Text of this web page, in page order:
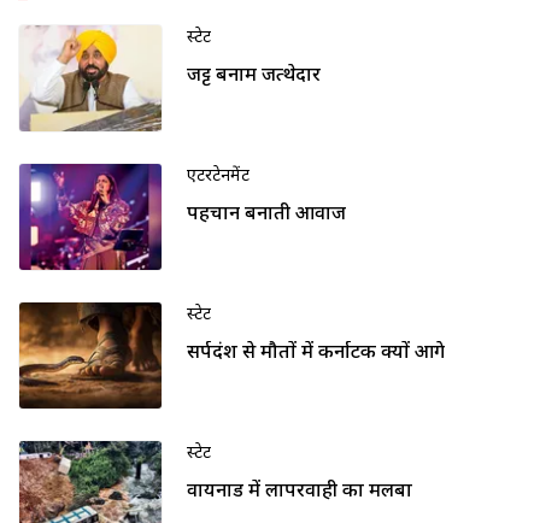
स्टेट
जट्ट बनाम जत्थेदार
एंटरटेनमेंट
पहचान बनाती आवाज
स्टेट
सर्पदंश से मौतों में कर्नाटक क्यों आगे
स्टेट
वायनाड में लापरवाही का मलबा